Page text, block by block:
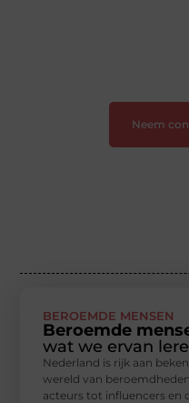
Neem
BEROEMDE MENSEN
Beroemde
wat we ervan
Nederland is rijk aan
wereld van
acteurs tot influencers en